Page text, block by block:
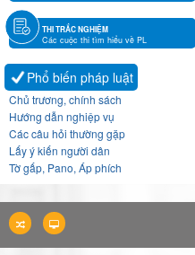
THI TRẮC NGHIỆM
Các cuộc thi tìm hiểu về PL
Phổ biến pháp luật
Chủ trương, chính sách
Hướng dẫn nghiệp vụ
Các câu hỏi thường gặp
Lấy ý kiến người dân
Tờ gấp, Pano, Áp phích